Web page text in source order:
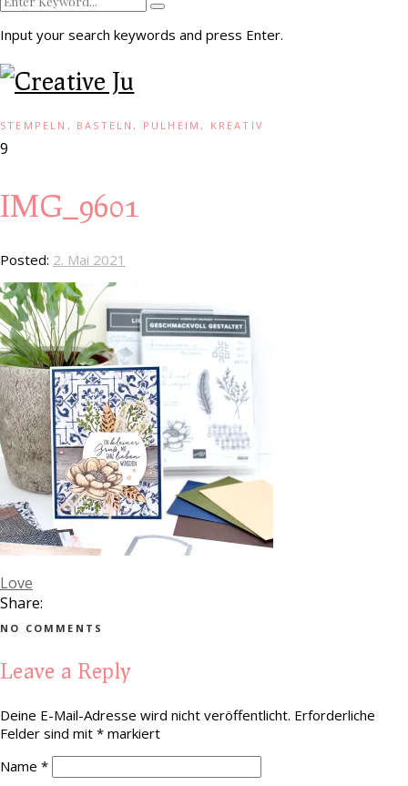
Input your search keywords and press Enter.
STEMPELN, BASTELN, PULHEIM, KREATIV
9
IMG_9601
Posted: 2. Mai 2021
Love
Share:
NO COMMENTS
Leave a Reply
Deine E-Mail-Adresse wird nicht veröffentlicht. Erforderliche
Felder sind mit * markiert
Name *